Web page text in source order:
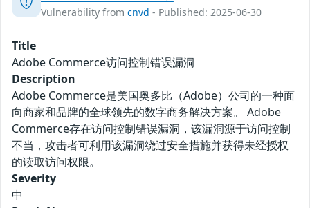
Vulnerability from cnvd - Published: 2025-06-30
Title
Adobe Commerce访问控制错误漏洞
Description
Adobe Commerce是美国奥多比（Adobe）公司的一种面
向商家和品牌的全球领先的数字商务解决方案。 Adobe
Commerce存在访问控制错误漏洞，该漏洞源于访问控制
不当，攻击者可利用该漏洞绕过安全措施并获得未经授权
的读取访问权限。
Severity
中